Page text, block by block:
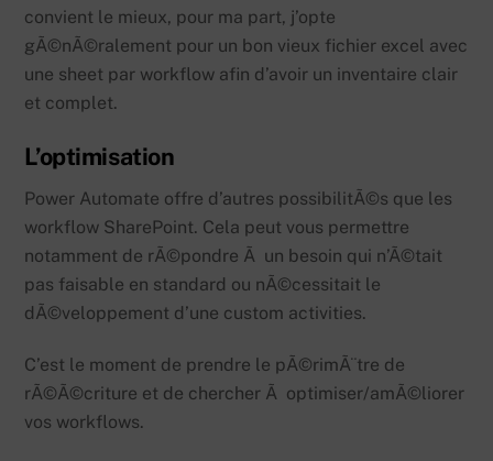
convient le mieux, pour ma part, j’opte
gÃ©nÃ©ralement pour un bon vieux fichier excel avec
une sheet par workflow afin d’avoir un inventaire clair
et complet.
L’optimisation
Power Automate offre d’autres possibilitÃ©s que les
workflow SharePoint. Cela peut vous permettre
notamment de rÃ©pondre Ã un besoin qui n’Ã©tait
pas faisable en standard ou nÃ©cessitait le
dÃ©veloppement d’une custom activities.
C’est le moment de prendre le pÃ©rimÃ¨tre de
rÃ©Ã©criture et de chercher Ã optimiser/amÃ©liorer
vos workflows.